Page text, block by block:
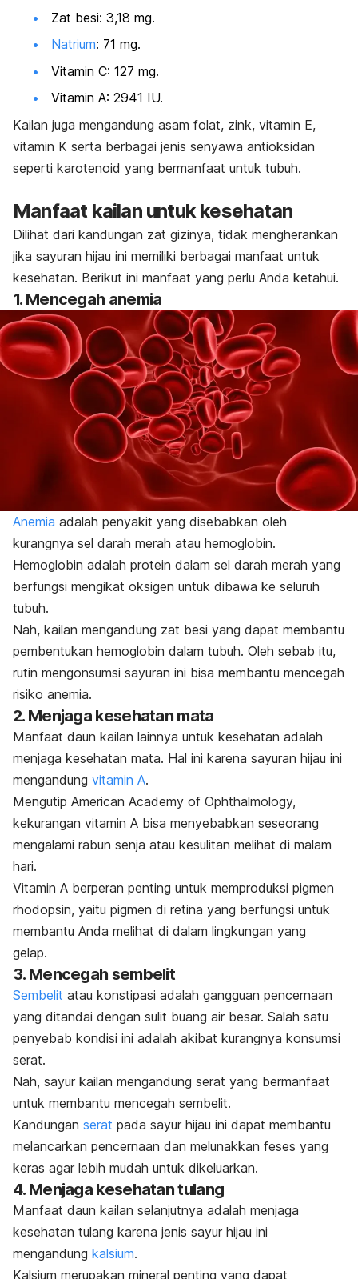
Zat besi: 3,18 mg.
Natrium: 71 mg.
Vitamin C: 127 mg.
Vitamin A: 2941 IU.
Kailan juga mengandung asam folat, zink, vitamin E,
vitamin K serta berbagai jenis senyawa antioksidan
seperti karotenoid yang bermanfaat untuk tubuh.
Manfaat kailan untuk kesehatan
Dilihat dari kandungan zat gizinya, tidak mengherankan
jika sayuran hijau ini memiliki berbagai manfaat untuk
kesehatan. Berikut ini manfaat yang perlu Anda ketahui.
1. Mencegah anemia
Anemia adalah penyakit yang disebabkan oleh
kurangnya sel darah merah atau hemoglobin.
Hemoglobin adalah protein dalam sel darah merah yang
berfungsi mengikat oksigen untuk dibawa ke seluruh
tubuh.
Nah, kailan mengandung zat besi yang dapat membantu
pembentukan hemoglobin dalam tubuh. Oleh sebab itu,
rutin mengonsumsi sayuran ini bisa membantu mencegah
risiko anemia.
2. Menjaga kesehatan mata
Manfaat daun kailan lainnya untuk kesehatan adalah
menjaga kesehatan mata. Hal ini karena sayuran hijau ini
mengandung vitamin A.
Mengutip American Academy of Ophthalmology,
kekurangan vitamin A bisa menyebabkan seseorang
mengalami rabun senja atau kesulitan melihat di malam
hari.
Vitamin A berperan penting untuk memproduksi pigmen
rhodopsin, yaitu pigmen di retina yang berfungsi untuk
membantu Anda melihat di dalam lingkungan yang
gelap.
3. Mencegah sembelit
Sembelit atau konstipasi adalah gangguan pencernaan
yang ditandai dengan sulit buang air besar. Salah satu
penyebab kondisi ini adalah akibat kurangnya konsumsi
serat.
Nah, sayur kailan mengandung serat yang bermanfaat
untuk membantu mencegah sembelit.
Kandungan serat pada sayur hijau ini dapat membantu
melancarkan pencernaan dan melunakkan feses yang
keras agar lebih mudah untuk dikeluarkan.
4. Menjaga kesehatan tulang
Manfaat daun kailan selanjutnya adalah menjaga
kesehatan tulang karena jenis sayur hijau ini
mengandung kalsium.
Kalsium merupakan mineral penting yang dapat